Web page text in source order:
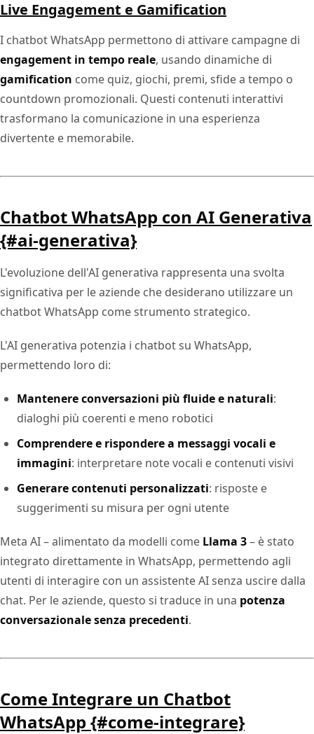
Live Engagement e Gamification
I chatbot WhatsApp permettono di attivare campagne di
engagement in tempo reale, usando dinamiche di
gamification come quiz, giochi, premi, sfide a tempo o
countdown promozionali. Questi contenuti interattivi
trasformano la comunicazione in una esperienza
divertente e memorabile.
Chatbot WhatsApp con AI Generativa
{#ai-generativa}
L'evoluzione dell'AI generativa rappresenta una svolta
significativa per le aziende che desiderano utilizzare un
chatbot WhatsApp come strumento strategico.
L'AI generativa potenzia i chatbot su WhatsApp,
permettendo loro di:
Mantenere conversazioni più fluide e naturali:
dialoghi più coerenti e meno robotici
Comprendere e rispondere a messaggi vocali e
immagini: interpretare note vocali e contenuti visivi
Generare contenuti personalizzati: risposte e
suggerimenti su misura per ogni utente
Meta AI – alimentato da modelli come Llama 3– è stato
integrato direttamente in WhatsApp, permettendo agli
utenti di interagire con un assistente AI senza uscire dalla
chat. Per le aziende, questo si traduce in una potenza
conversazionale senza precedenti.
Come Integrare un Chatbot
WhatsApp {#come-integrare}